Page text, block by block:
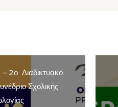
2ο Διαδικτυακό
Σχολικής